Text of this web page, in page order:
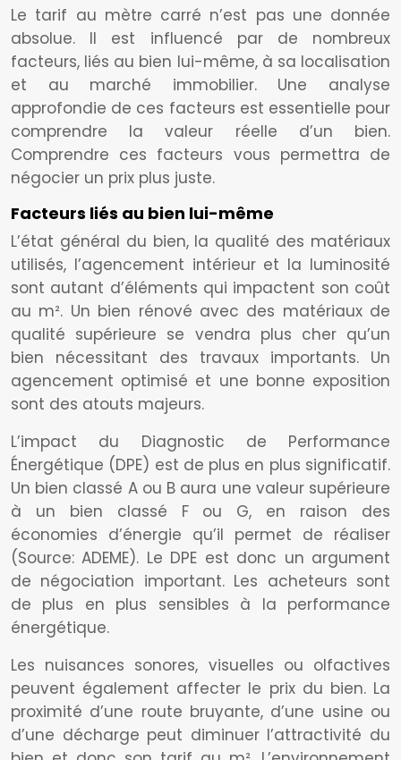
Le tarif au mètre carré n’est pas une donnée
absolue. Il est influencé par de nombreux
facteurs, liés au bien lui-même, à sa localisation
et au marché immobilier. Une analyse
approfondie de ces facteurs est essentielle pour
comprendre la valeur réelle d’un bien.
Comprendre ces facteurs vous permettra de
négocier un prix plus juste.
Facteurs liés au bien lui-même
L’état général du bien, la qualité des matériaux
utilisés, l’agencement intérieur et la luminosité
sont autant d’éléments qui impactent son coût
au m². Un bien rénové avec des matériaux de
qualité supérieure se vendra plus cher qu’un
bien nécessitant des travaux importants. Un
agencement optimisé et une bonne exposition
sont des atouts majeurs.
L’impact du Diagnostic de Performance
Énergétique (DPE) est de plus en plus significatif.
Un bien classé A ou B aura une valeur supérieure
à un bien classé F ou G, en raison des
économies d’énergie qu’il permet de réaliser
(Source: ADEME). Le DPE est donc un argument
de négociation important. Les acheteurs sont
de plus en plus sensibles à la performance
énergétique.
Les nuisances sonores, visuelles ou olfactives
peuvent également affecter le prix du bien. La
proximité d’une route bruyante, d’une usine ou
d’une décharge peut diminuer l’attractivité du